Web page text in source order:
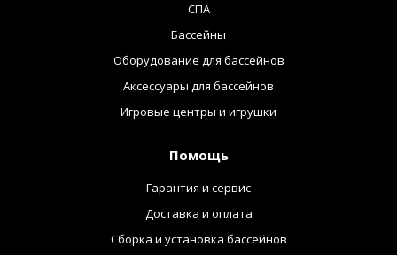
СПА
Бассейны
Оборудование для бассейнов
Аксессуары для бассейнов
Игровые центры и игрушки
Помощь
Гарантия и сервис
Доставка и оплата
Сборка и установка бассейнов